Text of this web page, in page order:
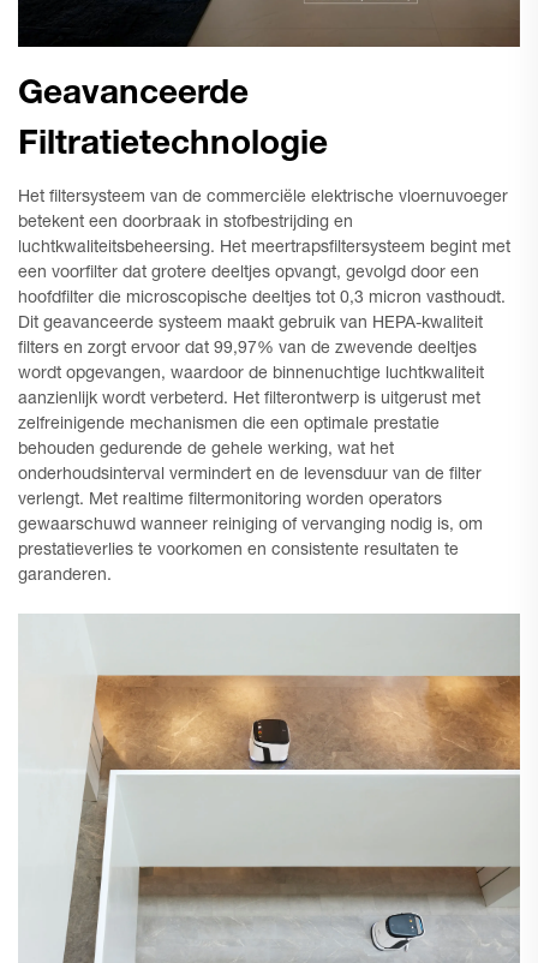
Geavanceerde
Filtratietechnologie
Het filtersysteem van de commerciële elektrische vloernuvoeger
betekent een doorbraak in stofbestrijding en
luchtkwaliteitsbeheersing. Het meertrapsfiltersysteem begint met
een voorfilter dat grotere deeltjes opvangt, gevolgd door een
hoofdfilter die microscopische deeltjes tot 0,3 micron vasthoudt.
Dit geavanceerde systeem maakt gebruik van HEPA-kwaliteit
filters en zorgt ervoor dat 99,97% van de zwevende deeltjes
wordt opgevangen, waardoor de binnenuchtige luchtkwaliteit
aanzienlijk wordt verbeterd. Het filterontwerp is uitgerust met
zelfreinigende mechanismen die een optimale prestatie
behouden gedurende de gehele werking, wat het
onderhoudsinterval vermindert en de levensduur van de filter
verlengt. Met realtime filtermonitoring worden operators
gewaarschuwd wanneer reiniging of vervanging nodig is, om
prestatieverlies te voorkomen en consistente resultaten te
garanderen.